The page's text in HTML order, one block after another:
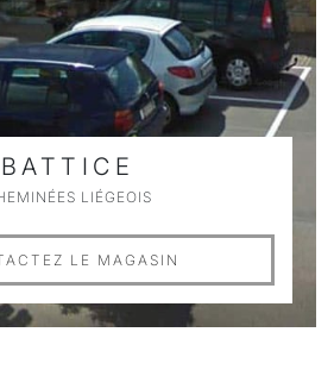
BATTICE
LIÉGEOIS
LE MAGASIN